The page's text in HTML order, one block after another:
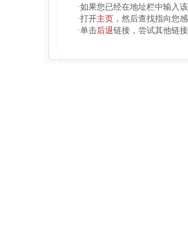
·如果您已经在地址栏中输入
·打开主页 ，然后查找指向您
·单击后退链接，尝试其他链